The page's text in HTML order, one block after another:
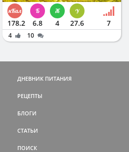
178.2 6.8 4 27.6 7
4 10
ДНЕВНИК ПИТАНИЯ
РЕЦЕПТЫ
БЛОГИ
СТАТЬИ
ПОИСК